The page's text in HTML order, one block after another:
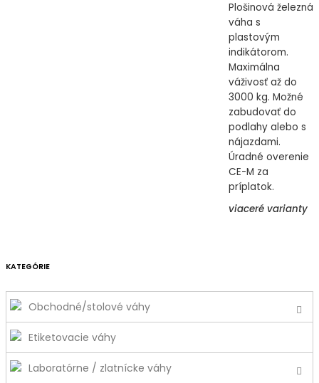
Plošinová železná
váha s
plastovým
indikátorom.
Maximálna
váživosť až do
3000 kg. Možné
zabudovať do
podlahy alebo s
nájazdami.
Úradné overenie
CE-M za
príplatok.
viaceré varianty
KATEGÓRIE
Obchodné/stolové váhy
Etiketovacie váhy
Laboratórne / zlatnícke váhy